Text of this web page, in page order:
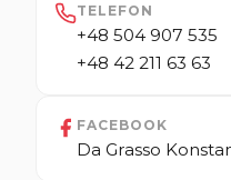
TELEFON
+48 504 907 535
+48 42 211 63 63
FACEBOOK
Da Grasso